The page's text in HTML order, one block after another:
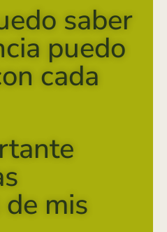
saber
puedo
cada
mis